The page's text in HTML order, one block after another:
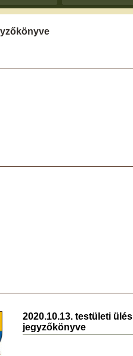
2020.10.13. testületi ülés
jegyzőkönyve